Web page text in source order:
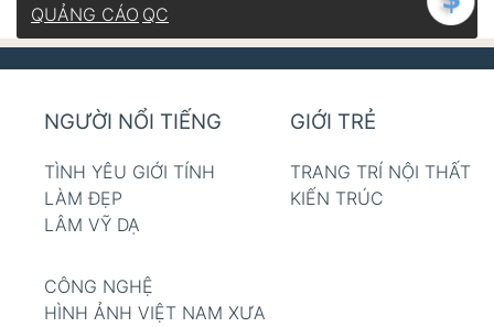
QUẢNG CÁO QC
NGƯỜI NỔI TIẾNG
TÌNH YÊU GIỚI TÍNH
LÀM ĐẸP
LÂM VỸ DẠ
GIỚI TRẺ
TRANG TRÍ NỘI THẤT
KIẾN TRÚC
CÔNG NGHỆ
HÌNH ẢNH VIỆT NAM XƯA